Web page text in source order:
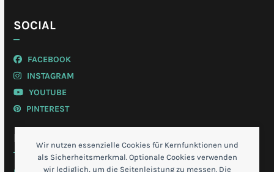
Wir nutzen essenzielle Cookies für Kernfunktionen und
als Sicherheitsmerkmal. Optionale Cookies verwenden
wir lediglich, um die Seitenleistung zu messen. Die
SOCIAL
FACEBOOK
INSTAGRAM
YOUTUBE
PINTEREST
MEIN KONTO